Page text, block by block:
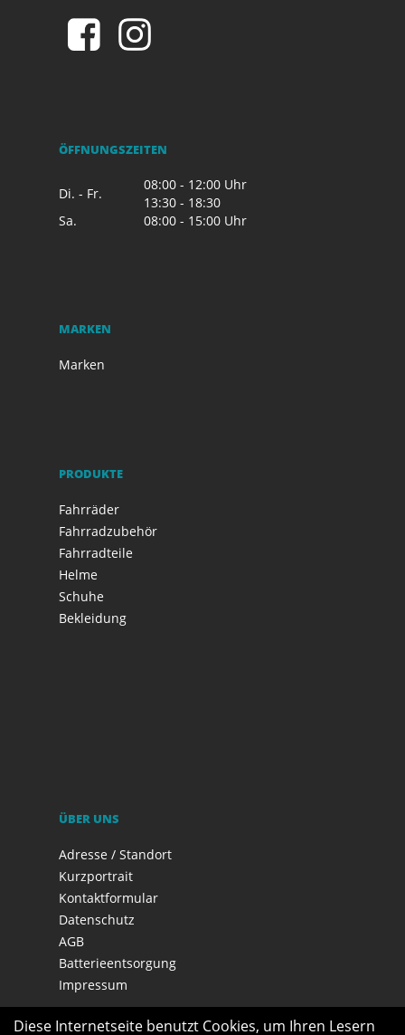
ÖFFNUNGSZEITEN
Di. - Fr.
08:00 - 12:00 Uhr
13:30 - 18:30
Sa.
08:00 - 15:00 Uhr
MARKEN
Marken
PRODUKTE
Fahrräder
Fahrradzubehör
Fahrradteile
Helme
Schuhe
Bekleidung
ÜBER UNS
Adresse / Standort
Kurzportrait
Kontaktformular
Datenschutz
AGB
Batterieentsorgung
Impressum
Diese Internetseite benutzt Cookies, um Ihren Lesern